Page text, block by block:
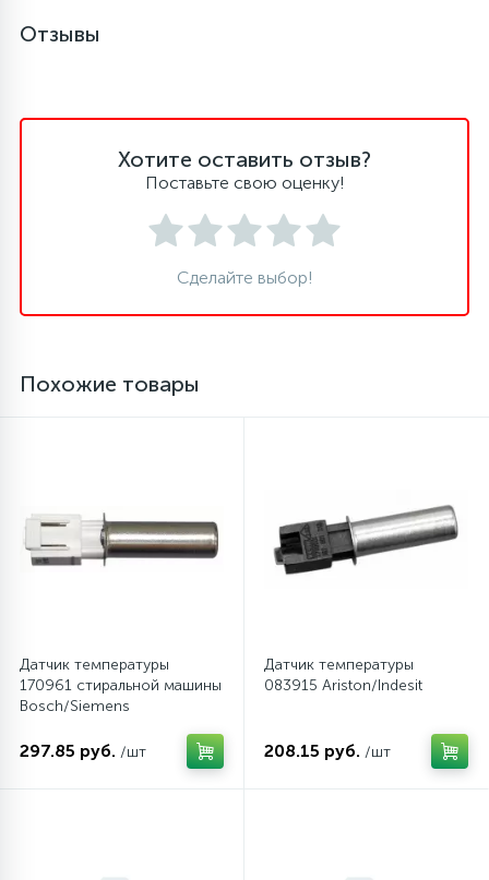
Отзывы
Хотите оставить отзыв?
Поставьте свою оценку!
Сделайте выбор!
Похожие товары
Датчик температуры
170961 стиральной машины
Bosch/Siemens
297.85 руб. /шт
Датчик температуры
083915 Ariston/Indesit
208.15 руб. /шт